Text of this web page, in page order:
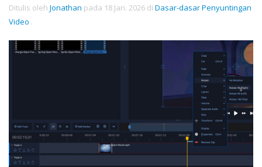
Ditulis oleh Jonathan pada 18 Jan. 2026 di Dasar-dasar Penyuntingan
Video .